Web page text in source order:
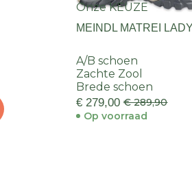
Onze KEUZE
MEINDL MATREI
A/B schoen
Zachte Zool
Brede schoen
€ 279,00 € 289,90
Op voorraad